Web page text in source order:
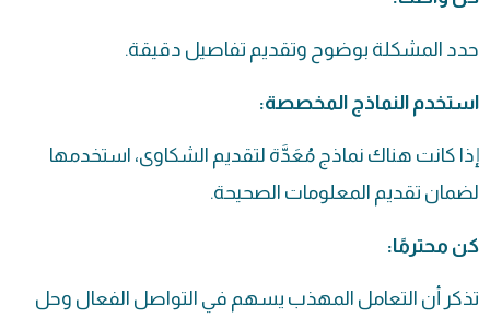
حدد المشكلة بوضوح وتقديم تفاصيل دقيقة.
استخدم النماذج المخصصة:
إذا كانت هناك نماذج مُعَدَّة لتقديم الشكاوى، استخدمها
لضمان تقديم المعلومات الصحيحة.
كن محترمًا:
تذكر أن التعامل المهذب يسهم في التواصل الفعال وحل